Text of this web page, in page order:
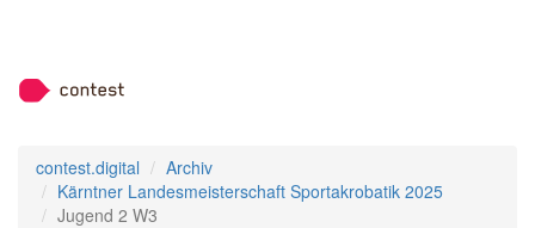
contest.digital
Archiv
Kärntner Landesmeisterschaft Sportakrobatik 2025
Jugend 2 W3